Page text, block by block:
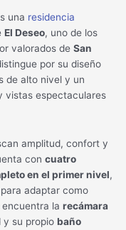
una residencia
El Deseo, uno de los
valorados deSan
por su diseño
de alto nivel y un
vistas espectaculares
amplitud, confort y
concuatro
en el primer nivel,
adaptar como
encuentra larecámara
y su propiobaño